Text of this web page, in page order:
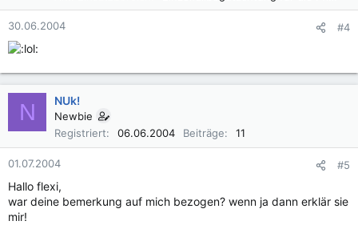
30.06.2004 #4
N NUk!
Newbie
Registriert
06.06.2004 Beiträge 11
01.07.2004 #5
Hallo flexi,
war deine bemerkung auf mich bezogen? wenn ja dann erklär sie
mir!